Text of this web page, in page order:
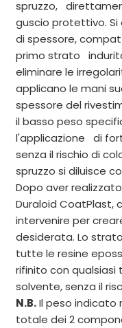
spruzzo,
guscio protettivo.
di spessore,
primo strato
eliminare le
applicano le mani
spessore del
il basso peso
l'applicazione di
senza il rischio di
spruzzo si diluisce
Dopo aver
Duraloid CoatPlast,
intervenire per
desiderata. Lo
tutte le resine
rifinito con qualsiasi
solvente, senza il
N.B.Il peso indicato
totale dei 2